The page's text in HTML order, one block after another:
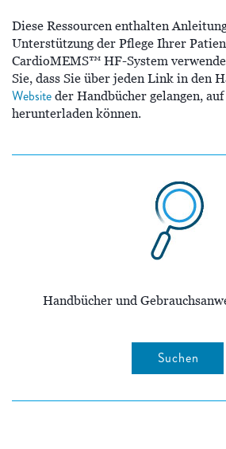
Diese Ressourcen enthalten
Unterstützung der Pflege Ihrer
CardioMEMS™ HF-System
Sie, dass Sie über jeden Link in den
Website der Handbücher gelangen,
herunterladen können.
Handbücher und
Suchen